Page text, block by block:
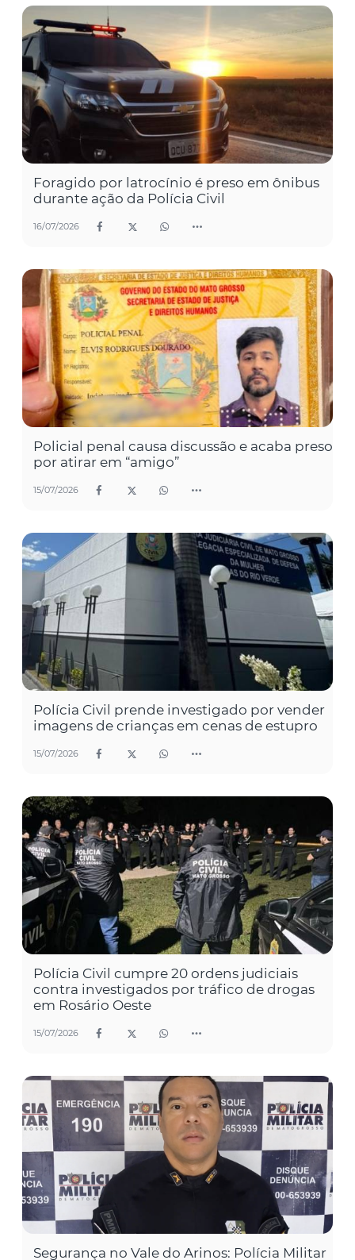
Foragido por latrocínio é preso em ônibus
durante ação da Polícia Civil
16/07/2026
Policial penal causa discussão e acaba preso
por atirar em “amigo”
15/07/2026
Polícia Civil prende investigado por vender
imagens de crianças em cenas de estupro
15/07/2026
Polícia Civil cumpre 20 ordens judiciais
contra investigados por tráfico de drogas
em Rosário Oeste
15/07/2026
Segurança no Vale do Arinos: Polícia Militar